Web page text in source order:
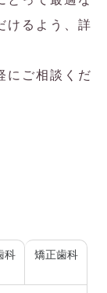
けるよう、詳
にご相談くだ
科 矯正歯科